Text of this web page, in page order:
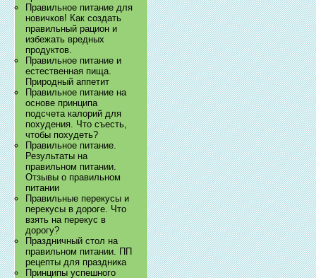
Правильное питание для
новичков! Как создать
правильный рацион и
избежать вредных
продуктов.
Правильное питание и
естественная пища.
Природный аппетит
Правильное питание на
основе принципа
подсчета калорий для
похудения. Что съесть,
чтобы похудеть?
Правильное питание.
Результаты на
правильном питании.
Отзывы о правильном
питании
Правильные перекусы и
перекусы в дороге. Что
взять на перекус в
дорогу?
Праздничный стол на
правильном питании. ПП
рецепты для праздника
Принципы успешного